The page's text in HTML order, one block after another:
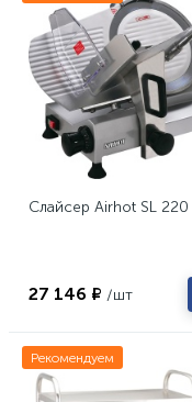
Слайсер Airhot SL 220
27 146 ₽ /шт
Рекомендуем